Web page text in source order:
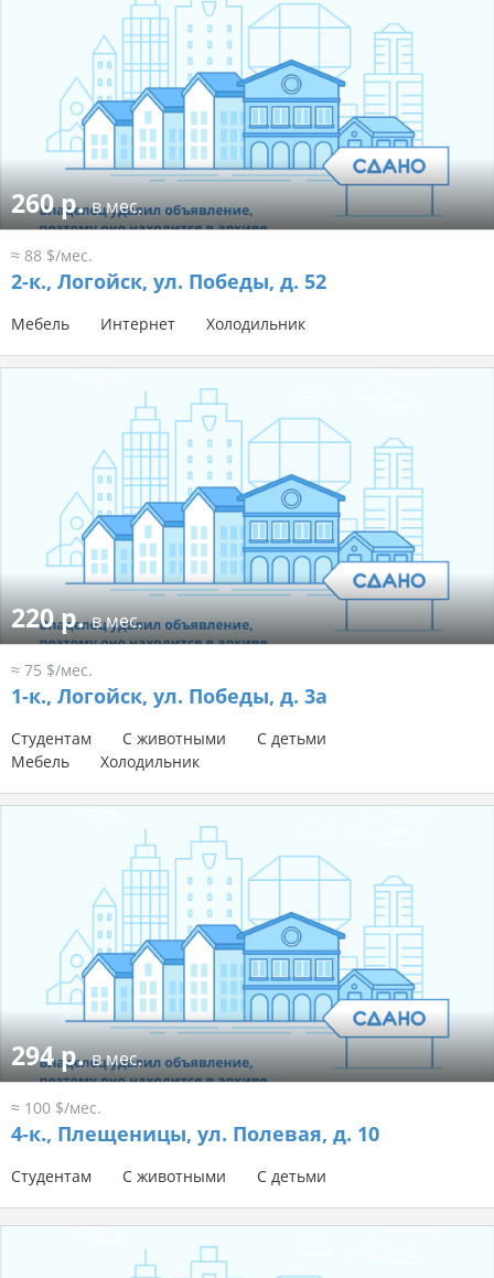
260 р.в мес.
≈ 88 $/мес.
2-к., Логойск, ул. Победы, д. 52
Мебель Интернет Холодильник
220 р.в мес.
≈ 75 $/мес.
1-к., Логойск, ул. Победы, д. 3а
Студентам С животными
С детьми
Мебель
Холодильник
294 р.в мес.
≈ 100 $/мес.
4-к., Плещеницы, ул. Полевая, д. 10
Студентам С животными С детьми